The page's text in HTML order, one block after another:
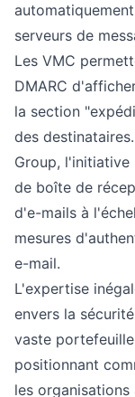
serveurs de
Les VMC
DMARC
la section
des
Group, l'initiative
de boîte de
d'e-mails à
mesures
e-mail.
L'expertise
envers la
vaste
positionnant
les